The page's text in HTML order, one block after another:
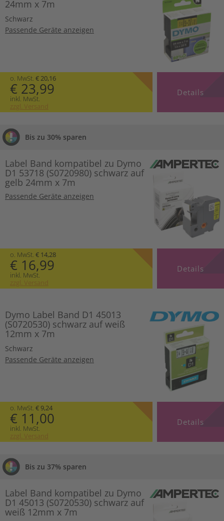
24mm x 7m
Schwarz
Passende Geräte anzeigen
o. MwSt. € 20,16
€ 23,99
inkl. MwSt.
zzgl. Versand
Details
Bis zu 30% sparen
Label Band kompatibel zu Dymo
D1 53718 (S0720980) schwarz auf
gelb 24mm x 7m
Passende Geräte anzeigen
o. MwSt. € 14,28
€ 16,99
inkl. MwSt.
zzgl. Versand
Details
Dymo Label Band D1 45013
(S0720530) schwarz auf weiß
12mm x 7m
Schwarz
Passende Geräte anzeigen
o. MwSt. € 9,24
€ 11,00
inkl. MwSt.
zzgl. Versand
Details
Bis zu 37% sparen
Label Band kompatibel zu Dymo
D1 45013 (S0720530) schwarz auf
weiß 12mm x 7m